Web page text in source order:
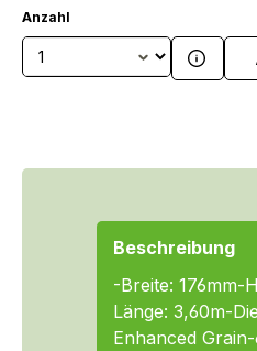
Anzahl
Produkt Anzahl:
Beschreibung
-Breite: 176mm-
Länge: 3,60m-
Enhanced Grain-